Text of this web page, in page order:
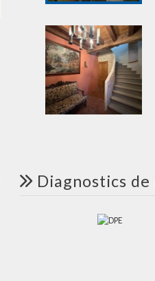
diagnostics de